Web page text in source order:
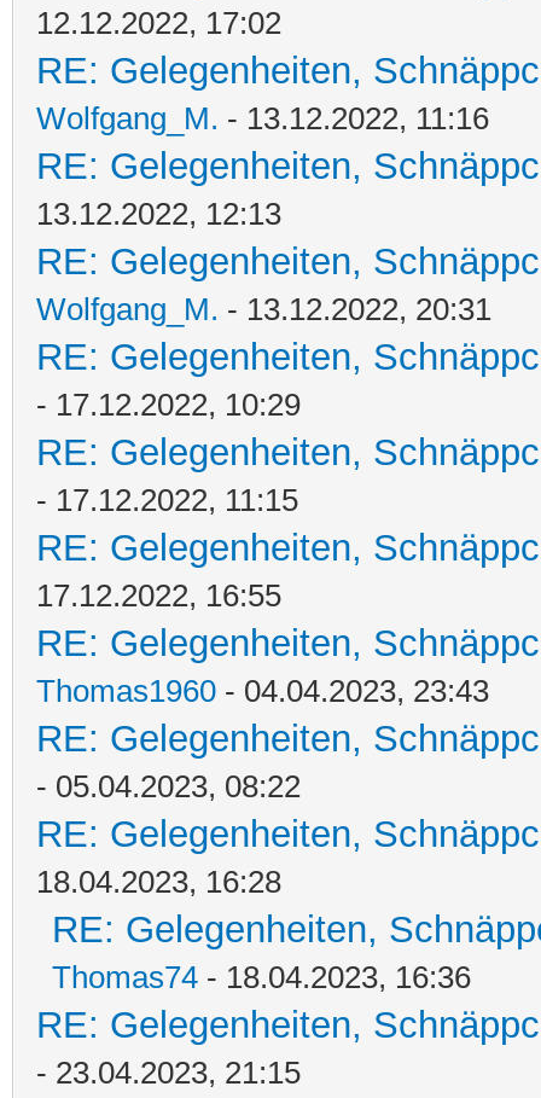
12.12.2022, 17:02
RE: Gelegenheiten,
Wolfgang_M. - 13.12.2022, 11:16
RE: Gelegenheiten,
13.12.2022, 12:13
RE: Gelegenheiten,
Wolfgang_M. - 13.12.2022, 20:31
RE: Gelegenheiten,
- 17.12.2022, 10:29
RE: Gelegenheiten,
- 17.12.2022, 11:15
RE: Gelegenheiten,
17.12.2022, 16:55
RE: Gelegenheiten,
Thomas1960 - 04.04.2023, 23:43
RE: Gelegenheiten,
- 05.04.2023, 08:22
RE: Gelegenheiten,
18.04.2023, 16:28
RE: Gelegenheiten,
Thomas74 - 18.04.2023, 16:36
RE: Gelegenheiten,
- 23.04.2023, 21:15